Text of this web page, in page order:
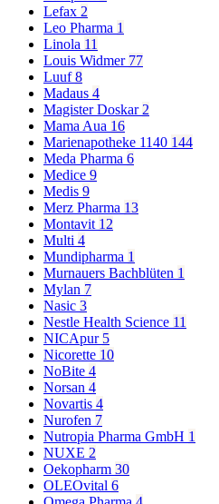
Lefax 2
Leo Pharma 1
Linola 11
Louis Widmer 77
Luuf8
Madaus 4
Magister Doskar 2
Mama Aua 16
Marienapotheke 1140 144
Meda Pharma 6
Medice 9
Medis 9
Merz Pharma 13
Montavit 12
Multi 4
Mundipharma 1
Murnauers Bachblüten 1
Mylan 7
Nasic 3
Nestle Health Science 11
NICApur 5
Nicorette 10
NoBite 4
Norsan 4
Novartis 4
Nurofen 7
Nutropia Pharma GmbH 1
NUXE 2
Oekopharm 30
OLEOvital 6